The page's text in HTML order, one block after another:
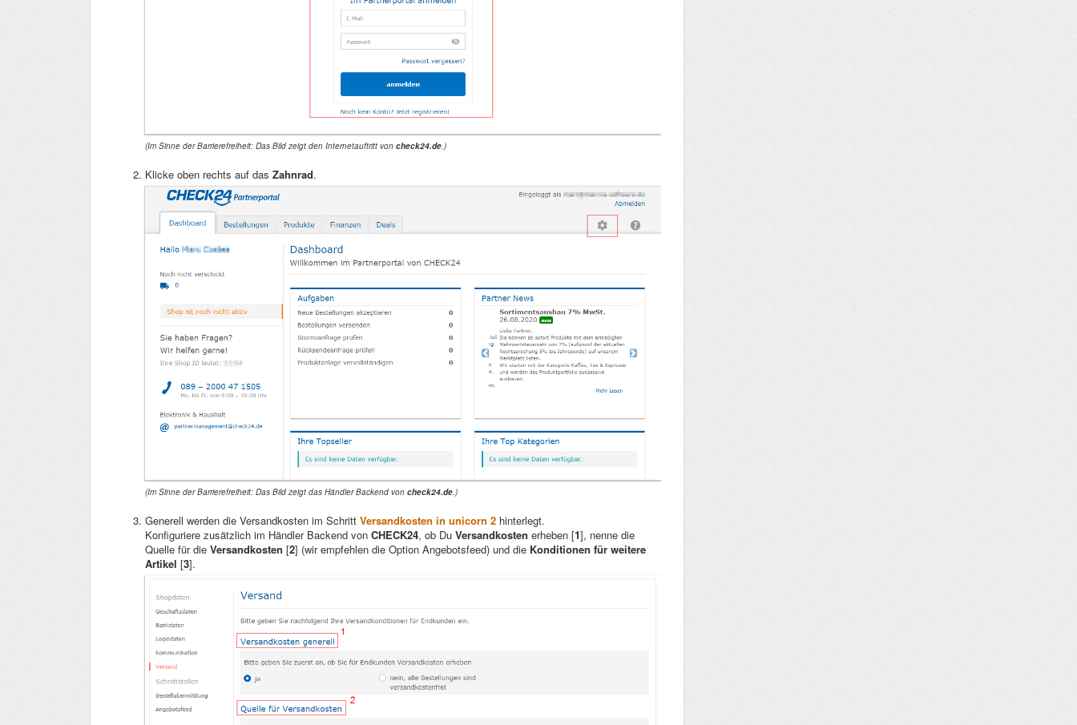
(Im Sinne der Barrierefreiheit: Das Bild zeigt den Internetauftritt von check24.de.)
Klicke oben rechts auf das Zahnrad.
(Im Sinne der Barrierefreiheit: Das Bild zeigt das Händler Backend von check24.de .)
Generell werden die Versandkosten im Schritt Versandkosten in unicorn 2 hinterlegt.
Konfiguriere zusätzlich im Händler Backend von CHECK24, ob Du Versandkosten erheben [1], nenne die
Quelle für die Versandkosten [2] (wir empfehlen die Option Angebotsfeed) und die Konditionen für weitere
Artikel [3].